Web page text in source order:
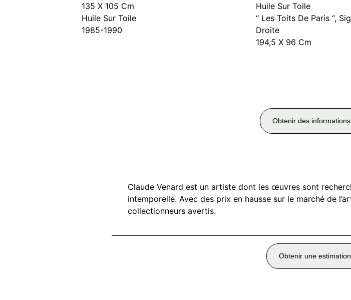
135 X 105 Cm
Huile Sur Toile
1985-1990
Huile Sur Toile
“ Les Toits De Paris “,
Droite
194,5 X 96 Cm
Obtenir des
Claude Venard est un artiste dont les œuvres sont
intemporelle. Avec des prix en hausse sur le marché de
collectionneurs avertis.
Obtenir une